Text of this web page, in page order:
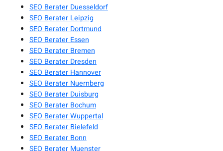
SEO Berater Duesseldorf
SEO Berater Leipzig
SEO Berater Dortmund
SEO Berater Essen
SEO Berater Bremen
SEO Berater Dresden
SEO Berater Hannover
SEO Berater Nuernberg
SEO Berater Duisburg
SEO Berater Bochum
SEO Berater Wuppertal
SEO Berater Bielefeld
SEO Berater Bonn
SEO Berater Muenster